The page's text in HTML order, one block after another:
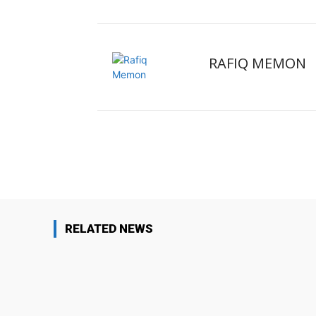
RAFIQ MEMON
RELATED NEWS